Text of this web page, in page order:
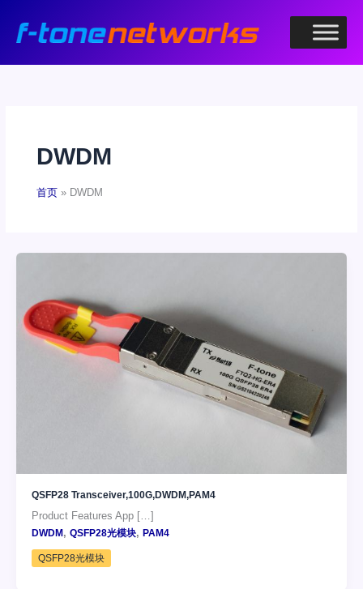
DWDM
首页 DWDM
QSFP28 Transceiver,100G,DWDM,PAM4
Product Features App […]
DWDM, QSFP28光模块, PAM4
QSFP28光模块